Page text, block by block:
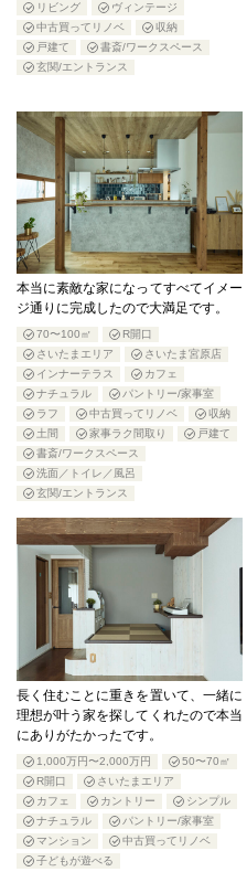
リビング
ヴィンテージ
中古買ってリノベ
収納
戸建て
書斎/ワークスペース
玄関/エントランス
本当に素敵な家になってすべてイメー
ジ通りに完成したので大満足です。
70〜100㎡
R開口
さいたまエリア
さいたま宮原店
インナーテラス
カフェ
ナチュラル
パントリー/家事室
ラフ
中古買ってリノベ
収納
土間
家事ラク間取り
戸建て
書斎/ワークスペース
洗面／トイレ／風呂
玄関/エントランス
長く住むことに重きを置いて、一緒に
理想が叶う家を探してくれたので本当
にありがたかったです。
1,000万円〜2,000万円
50〜70㎡
R開口
さいたまエリア
カフェ
カントリー
シンプル
ナチュラル
パントリー/家事室
マンション
中古買ってリノベ
子どもが遊べる